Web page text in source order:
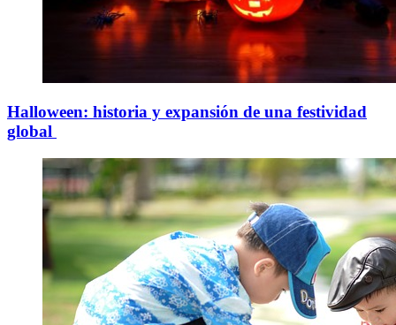
Halloween: historia y expansión de una festividad
global